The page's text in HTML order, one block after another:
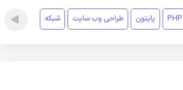
PHP پایتون طراحی وب سایت شبکه